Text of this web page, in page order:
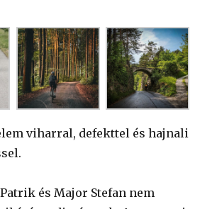
viharral, defekttel és hajnali
és Major Stefan nem